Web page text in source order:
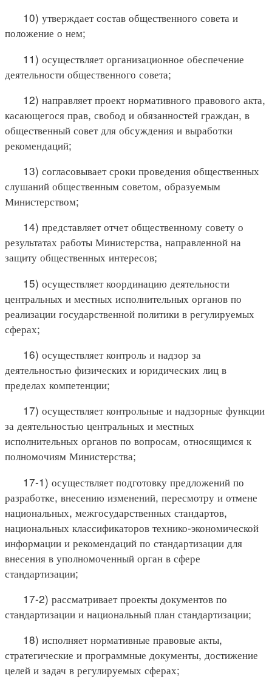
10) утверждает состав общественного совета и
положение о нем;
11) осуществляет организационное обеспечение
деятельности общественного совета;
12) направляет проект нормативного правового акта,
касающегося прав, свобод и обязанностей граждан, в
общественный совет для обсуждения и выработки
рекомендаций;
13) согласовывает сроки проведения общественных
слушаний общественным советом, образуемым
Министерством;
14) представляет отчет общественному совету о
результатах работы Министерства, направленной на
защиту общественных интересов;
15) осуществляет координацию деятельности
центральных и местных исполнительных органов по
реализации государственной политики в регулируемых
сферах;
16) осуществляет контроль и надзор за
деятельностью физических и юридических лиц в
пределах компетенции;
17) осуществляет контрольные и надзорные функции
за деятельностью центральных и местных
исполнительных органов по вопросам, относящимся к
полномочиям Министерства;
17-1) осуществляет подготовку предложений по
разработке, внесению изменений, пересмотру и отмене
национальных, межгосударственных стандартов,
национальных классификаторов технико-экономической
информации и рекомендаций по стандартизации для
внесения в уполномоченный орган в сфере
стандартизации;
17-2) рассматривает проекты документов по
стандартизации и национальный план стандартизации;
18) исполняет нормативные правовые акты,
стратегические и программные документы, достижение
целей и задач в регулируемых сферах;